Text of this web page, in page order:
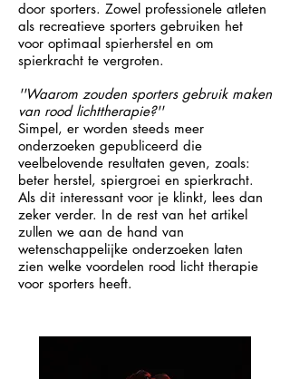
door sporters. Zowel professionele atleten
als recreatieve sporters gebruiken het
voor optimaal spierherstel en om
spierkracht te vergroten.
''Waarom zouden sporters gebruik maken
van rood lichttherapie?''
Simpel, er worden steeds meer
onderzoeken gepubliceerd die
veelbelovende resultaten geven, zoals:
beter herstel, spiergroei en spierkracht.
Als dit interessant voor je klinkt, lees dan
zeker verder. In de rest van het artikel
zullen we aan de hand van
wetenschappelijke onderzoeken laten
zien welke voordelen rood licht therapie
voor sporters heeft.​